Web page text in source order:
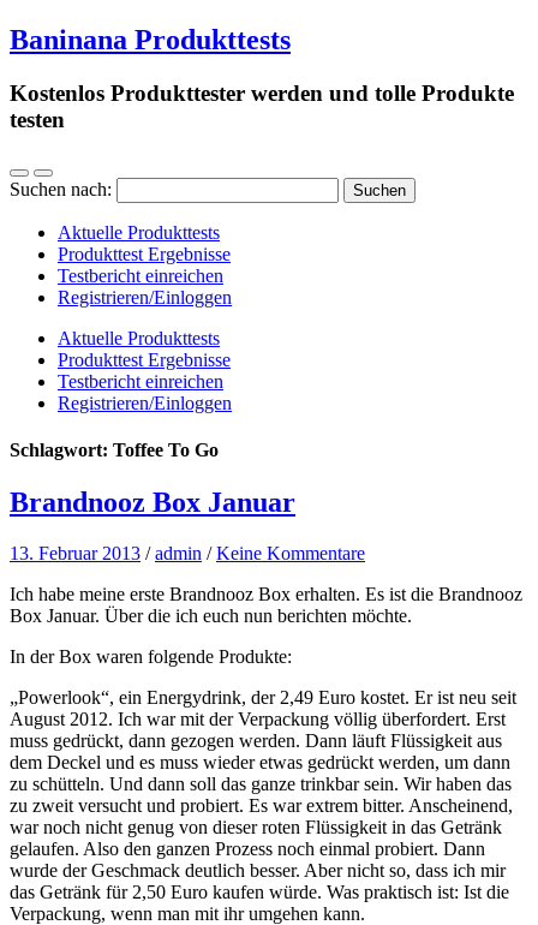
Baninana Produkttests
Kostenlos Produkttester werden und tolle Produkte
testen
Suchen nach:
Aktuelle Produkttests
Produkttest Ergebnisse
Testbericht einreichen
Registrieren/Einloggen
Aktuelle Produkttests
Produkttest Ergebnisse
Testbericht einreichen
Registrieren/Einloggen
Schlagwort: Toffee To Go
Brandnooz Box Januar
13. Februar 2013 /admin /Keine Kommentare
Ich habe meine erste Brandnooz Box erhalten. Es ist die Brandnooz
Box Januar. Über die ich euch nun berichten möchte.
In der Box waren folgende Produkte:
„Powerlook“, ein Energydrink, der 2,49 Euro kostet. Er ist neu seit
August 2012. Ich war mit der Verpackung völlig überfordert. Erst
muss gedrückt, dann gezogen werden. Dann läuft Flüssigkeit aus
dem Deckel und es muss wieder etwas gedrückt werden, um dann
zu schütteln. Und dann soll das ganze trinkbar sein. Wir haben das
zu zweit versucht und probiert. Es war extrem bitter. Anscheinend,
war noch nicht genug von dieser roten Flüssigkeit in das Getränk
gelaufen. Also den ganzen Prozess noch einmal probiert. Dann
wurde der Geschmack deutlich besser. Aber nicht so, dass ich mir
das Getränk für 2,50 Euro kaufen würde. Was praktisch ist: Ist die
Verpackung, wenn man mit ihr umgehen kann.